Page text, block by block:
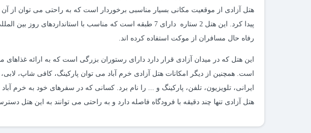
هتل آزادی از موقعیت مکانی بسیار مناسبی برخوردار است که به راحتی می توان از
پیدا کرد. این هتل 2 ستاره دارای 7 طبقه است که مناسب با
رفاه حال مسافران از موکت استفاده کرده اند.
این هتل که در میدان آزادی قرار دارد دارای رستوران بزرگی است که به ارائه
است. همچنین از دیگر امکانات هتل آزادی خرم آباد می توان پارکینگ، کافی شاپ،
ایرانی، تلویزیون، تلفن، پارکینگ و ... را نام برد. کسانی که در سفرهای خود به خرم
هتل آزادی تنها چند دقیقه با فرودگاه فاصله دارد و به راحتی می توانند به این هتل